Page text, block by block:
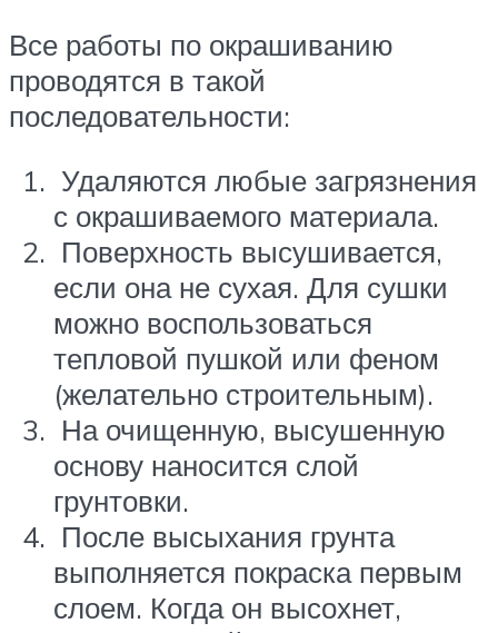
Все работы по окрашиванию
проводятся в такой
последовательности:
Удаляются любые загрязнения
с окрашиваемого материала.
Поверхность высушивается,
если она не сухая. Для сушки
можно воспользоваться
тепловой пушкой или феном
(желательно строительным).
На очищенную, высушенную
основу наносится слой
грунтовки.
После высыхания грунта
выполняется покраска первым
слоем. Когда он высохнет,